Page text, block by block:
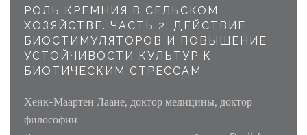
РОЛЬ КРЕМНИЯ В СЕЛЬСКОМ
ХОЗЯЙСТВЕ. ЧАСТЬ 2. ДЕЙСТВИЕ
БИОСТИМУЛЯТОРОВ И ПОВЫШЕНИЕ
УСТОЙЧИВОСТИ КУЛЬТУР К
БИОТИЧЕСКИМ СТРЕССАМ
Хенк-Маартен Лаане, доктор медицины, доктор
философии